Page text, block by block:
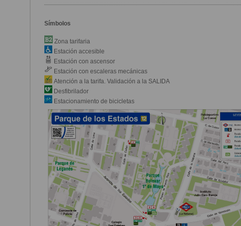
Símbolos
Zona tarifaria
Estación accesible
Estación con ascensor
Estación con escaleras mecánicas
Atención a la tarifa. Validación a la SALIDA
Desfibrilador
Estacionamiento de bicicletas